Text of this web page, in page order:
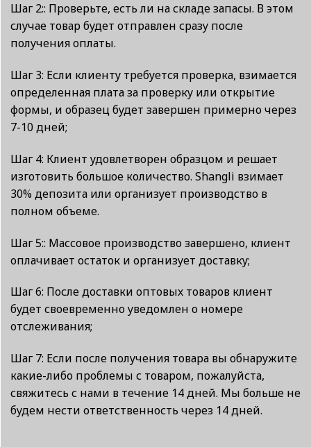
Шаг 2:: Проверьте, есть ли на складе запасы. В этом
случае товар будет отправлен сразу после
получения оплаты.
Шаг 3: Если клиенту требуется проверка, взимается
определенная плата за проверку или открытие
формы, и образец будет завершен примерно через
7-10 дней;
Шаг 4: Клиент удовлетворен образцом и решает
изготовить большое количество. Shangli взимает
30% депозита или организует производство в
полном объеме.
Шаг 5:: Массовое производство завершено, клиент
оплачивает остаток и организует доставку;
Шаг 6: После доставки оптовых товаров клиент
будет своевременно уведомлен о номере
отслеживания;
Шаг 7: Если после получения товара вы обнаружите
какие-либо проблемы с товаром, пожалуйста,
свяжитесь с нами в течение 14 дней. Мы больше не
будем нести ответственность через 14 дней.